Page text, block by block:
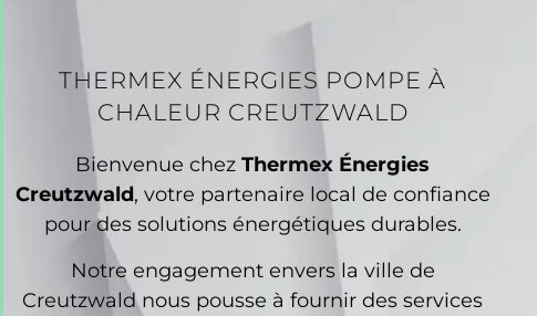
THERMEX ÉNERGIES POMPE À
CHALEUR CREUTZWALD
Bienvenue chez Thermex Énergies
Creutzwald, votre partenaire local de confiance
pour des solutions énergétiques durables.
Notre engagement envers la ville de
Creutzwald nous pousse à fournir des services